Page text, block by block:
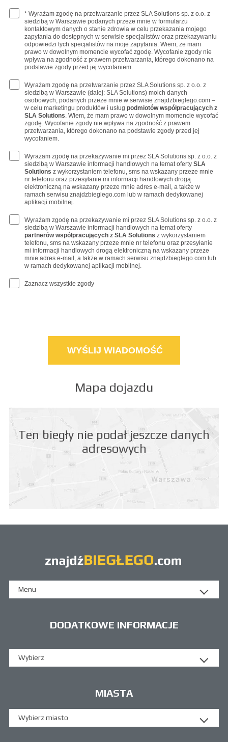
* Wyrażam zgodę na przetwarzanie przez SLA Solutions sp. z o.o. z
siedzibą w Warszawie podanych przeze mnie w formularzu
kontaktowym danych o stanie zdrowia w celu przekazania mojego
zapytania do dostępnych w serwisie specjalistów oraz przekazywaniu
odpowiedzi tych specjalistów na moje zapytania. Wiem, że mam
prawo w dowolnym momencie wycofać zgodę. Wycofanie zgody nie
wpływa na zgodność z prawem przetwarzania, którego dokonano na
podstawie zgody przed jej wycofaniem.
Wyrażam zgodę na przetwarzanie przez SLA Solutions sp. z o.o. z
siedzibą w Warszawie (dalej: SLA Solutions) moich danych
osobowych, podanych przeze mnie w serwisie znajdzbieglego.com –
w celu marketingu produktów i usług podmiotów współpracujących z
SLA Solutions. Wiem, że mam prawo w dowolnym momencie wycofać
zgodę. Wycofanie zgody nie wpływa na zgodność z prawem
przetwarzania, którego dokonano na podstawie zgody przed jej
wycofaniem.
Wyrażam zgodę na przekazywanie mi przez SLA Solutions sp. z o.o. z
siedzibą w Warszawie informacji handlowych na temat oferty SLA
Solutions z wykorzystaniem telefonu, sms na wskazany przeze mnie
nr telefonu oraz przesyłanie mi informacji handlowych drogą
elektroniczną na wskazany przeze mnie adres e-mail, a także w
ramach serwisu znajdzbieglego.com lub w ramach dedykowanej
aplikacji mobilnej.
Wyrażam zgodę na przekazywanie mi przez SLA Solutions sp. z o.o. z
siedzibą w Warszawie informacji handlowych na temat oferty
partnerów współpracujących z SLA Solutions z wykorzystaniem
telefonu, sms na wskazany przeze mnie nr telefonu oraz przesyłanie
mi informacji handlowych drogą elektroniczną na wskazany przeze
mnie adres e-mail, a także w ramach serwisu znajdzbieglego.com lub
w ramach dedykowanej aplikacji mobilnej.
Zaznacz wszystkie zgody
Mapa dojazdu
Ten biegły nie podał jeszcze danych
adresowych
Menu
DODATKOWE INFORMACJE
Wybierz
MIASTA
Wybierz miasto